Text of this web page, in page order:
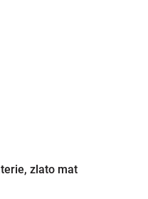
zlato mat